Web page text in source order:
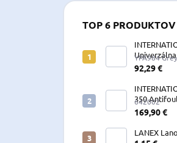
TOP 6 PRODUKTOV
2,5 L sivá
YPA984 Grey
92,29 €
350
2,5 L
642002
169,90 €
LANEX